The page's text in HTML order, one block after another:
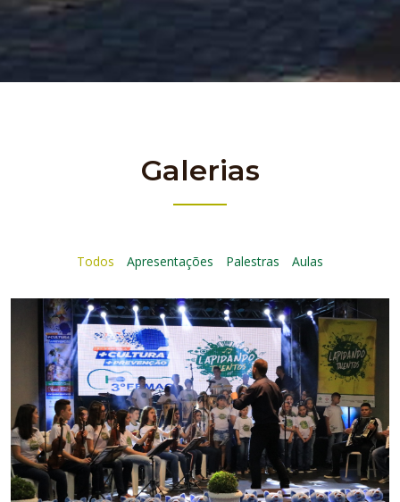
Galerias
Todos Apresentações Palestras Aulas